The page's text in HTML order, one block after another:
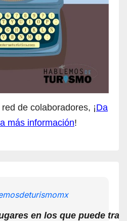
de colaboradores, ¡Da
más información!
en los que puede